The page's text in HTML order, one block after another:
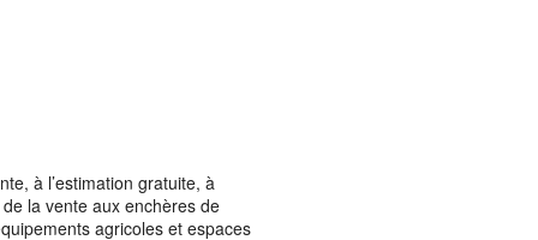
à l’estimation gratuite, à
la vente aux enchères de
agricoles et espaces